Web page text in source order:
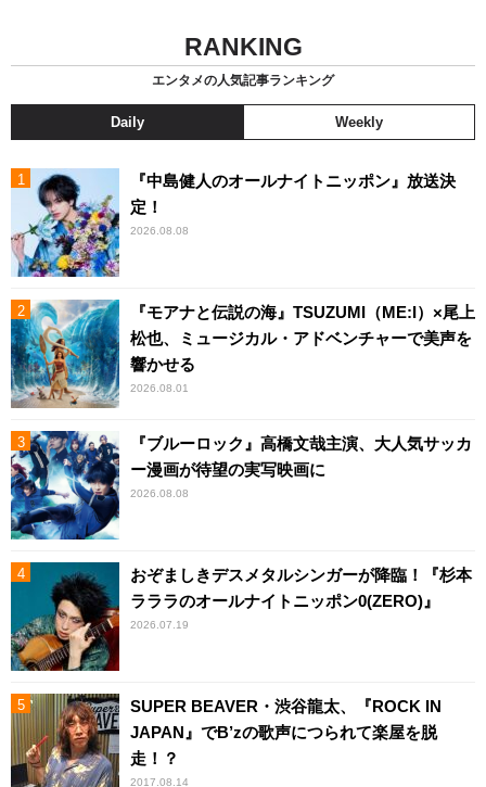
RANKING
エンタメの人気記事ランキング
Daily Weekly
『中島健人のオールナイトニッポン』放送決
定！
2026.08.08
『モアナと伝説の海』TSUZUMI（ME:I）×尾上
松也、ミュージカル・アドベンチャーで美声を
響かせる
2026.08.01
『ブルーロック』高橋文哉主演、大人気サッカ
ー漫画が待望の実写映画に
2026.08.08
おぞましきデスメタルシンガーが降臨！『杉本
ラララのオールナイトニッポン0(ZERO)』
2026.07.19
SUPER BEAVER・渋谷龍太、『ROCK IN
JAPAN』でB’zの歌声につられて楽屋を脱
走！？
2017.08.14